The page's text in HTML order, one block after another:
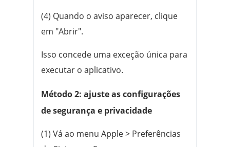
(4) Quando o aviso aparecer, clique
em "Abrir".
Isso concede uma exceção única para
executar o aplicativo.
Método 2: ajuste as configurações
de segurança e privacidade
(1) Vá ao menu Apple > Preferências